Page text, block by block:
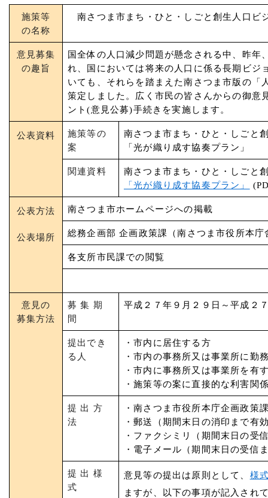
施策等
の名称
南さつま市まち・ひと・しごと創生人口ビ
意見募集
の趣旨
国全体の人口減少問題が懸念される中、昨年
れ、国においては将来の人口に係る長期ビジ
いても、それらを踏まえた南さつま市版の「
策定しました。広く市民の皆さんからの御意
ント(意見公募)手続きを実施します。
公表資料
施策等の
案
南さつま市まち・ひと・しごと
「光が織り成す協奏プラン」
関連資料
南さつま市まち・ひと・しごと
「光が織り成す協奏プラン」
公表方法
公表場所
南さつま市ホームページへの掲載
総務企画部 企画政策課（南さつま市役所本庁
各支所市民課での閲覧
意見の
募集方法
募 集 期
間
平成２７年９月２９日～平成２
提出でき
る人
・市内に居住する方
・市内の事務所又は事業所に勤
・市内に事務所又は事業所を有
・施策等の案に直接的な利害関
提 出 方
法
・南さつま市役所本庁企画政策
・郵送（期間末日の消印まで有
・ファクシミリ（期間末日の受
・電子メール（期間末日の受信
提 出 様
式
意見等の提出は原則として、 様
ますが、以下の事項が記入され